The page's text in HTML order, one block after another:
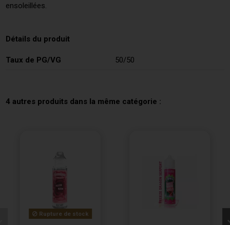
ensoleillées.
Détails du produit
Taux de PG/VG 50/50
4 autres produits dans la même catégorie :
Rupture de stock